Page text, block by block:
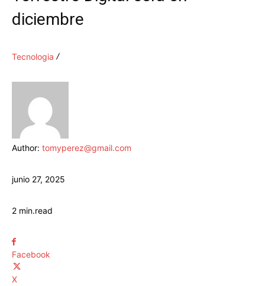
diciembre
Tecnologia
Author: tomyperez@gmail.com
junio 27, 2025
2 min.read
Facebook
X